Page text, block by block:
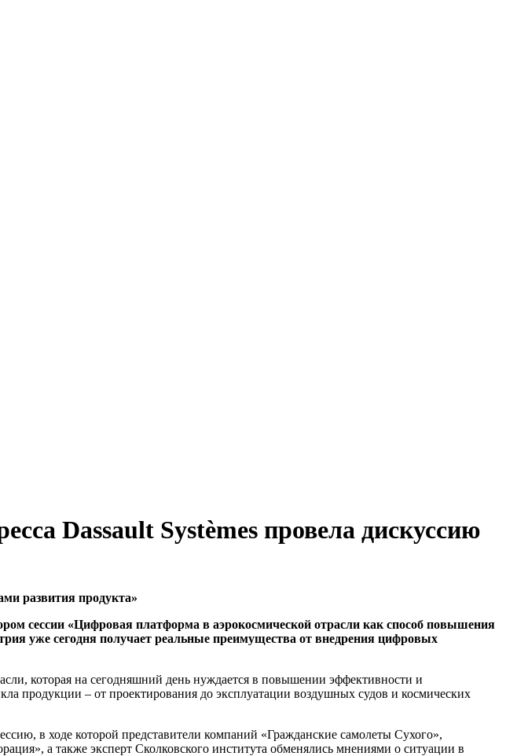
Dassault Systèmes провела дискуссию
развития продукта»
сессии «Цифровая платформа в аэрокосмической отрасли как способ повышения
уже сегодня получает реальные преимущества от внедрения цифровых
которая на сегодняшний день нуждается в повышении эффективности и
продукции – от проектирования до эксплуатации воздушных судов и космических
в ходе которой представители компаний «Гражданские самолеты Сухого»,
а также эксперт Сколковского института обменялись мнениями о ситуации в